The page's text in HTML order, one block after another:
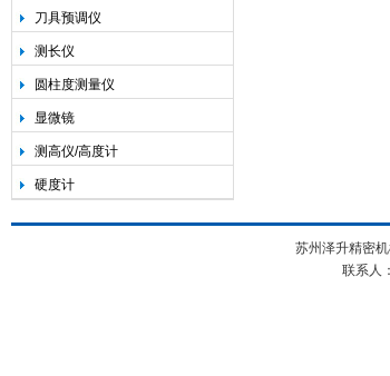
刀具预调仪
测长仪
圆柱度测量仪
显微镜
测高仪/高度计
硬度计
苏州泽升精密
联系人